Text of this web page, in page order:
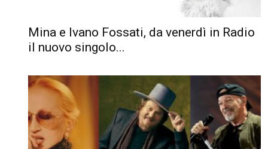
Mina e Ivano Fossati, da venerdì in Radio
il nuovo singolo...